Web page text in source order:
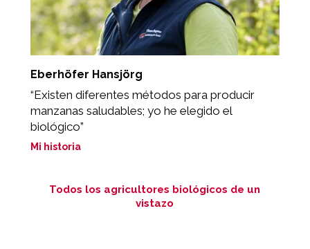
Eberhöfer Hansjörg
“Existen diferentes métodos para producir
manzanas saludables; yo he elegido el
biológico”
Mi historia
Todos los agricultores biológicos de un
vistazo